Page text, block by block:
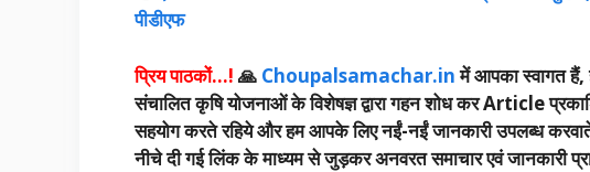
पीडीएफ
प्रिय पाठकों…! 🙏 Choupalsamachar.inमें आपका स्वागत हैं,
संचालित कृषि योजनाओं के विशेषज्ञ द्वारा गहन शोध कर Article
सहयोग करते रहिये और हम आपके लिए नईं-नईं जानकारी उपलब्ध
नीचे दी गई लिंक के माध्यम से जुड़कर अनवरत समाचार एवं जानकारी